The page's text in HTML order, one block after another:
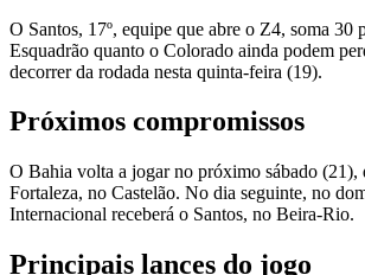
O Santos, 17º, equipe que abre o Z4, soma 30
Esquadrão quanto o Colorado ainda podem
decorrer da rodada nesta quinta-feira (19).
Próximos compromissos
O Bahia volta a jogar no próximo sábado (21),
Fortaleza, no Castelão. No dia seguinte, no
Internacional receberá o Santos, no Beira-Rio.
Principais lances do jogo